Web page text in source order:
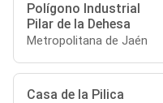
Polígono Industrial
Pilar de la Dehesa
Metropolitana de Jaén
Casa de la Pilica